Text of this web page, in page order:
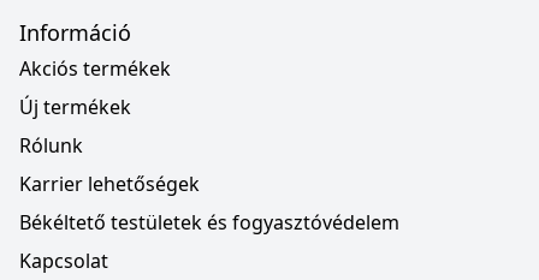
Információ
Akciós termékek
Új termékek
Rólunk
Karrier lehetőségek
Békéltető testületek és fogyasztóvédelem
Kapcsolat